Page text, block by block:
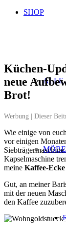
SHOP
ALLE
Küchen-
neue
Brot!
Werbung | Dieser
Wie einige von
vor einigen
Kapselmaschine
meine Kaffee-Ecke
Gut, an meiner
mit der neuen
den Kaffee